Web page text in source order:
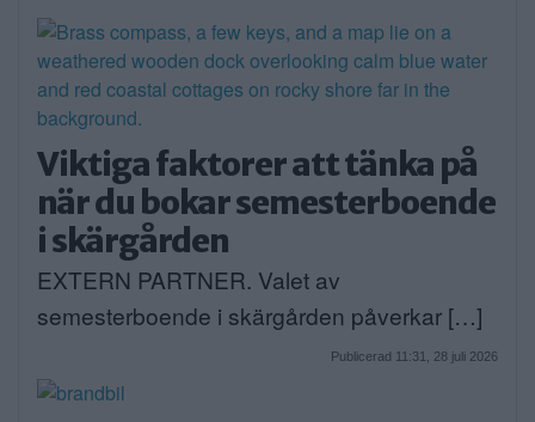
Viktiga faktorer att tänka på
när du bokar semesterboende
i skärgården
EXTERN PARTNER. Valet av
semesterboende i skärgården påverkar […]
Publicerad 11:31, 28 juli 2026